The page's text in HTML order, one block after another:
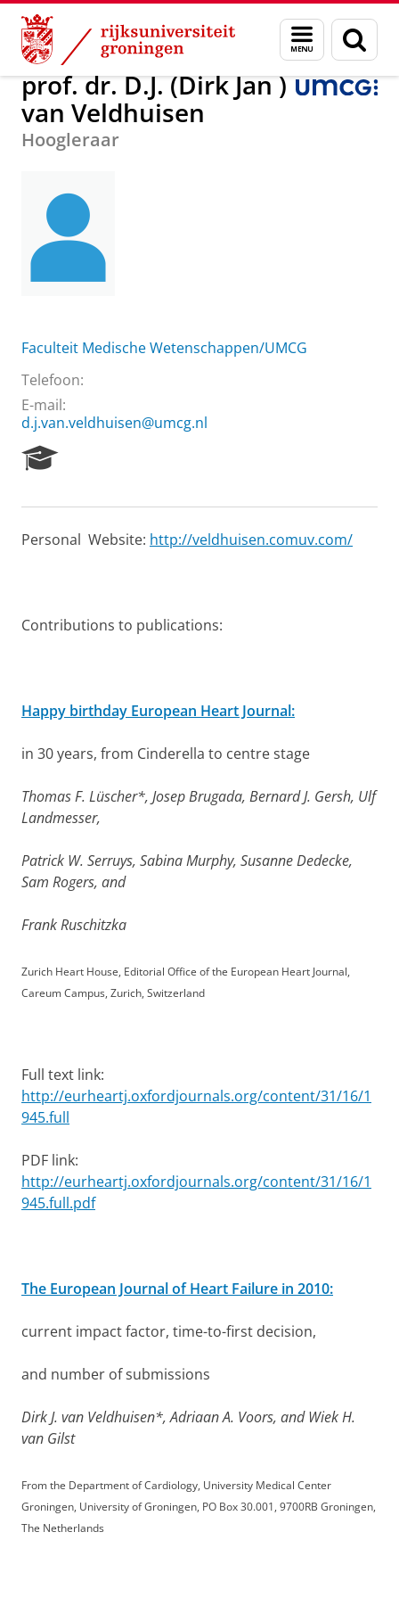
Skip
Content
Skip
Navigation
Menu
en
zoeken
prof. dr. D.J. (Dirk Jan ) van Veldhuisen
prof. dr. D.J. (Dirk Jan )
van Veldhuisen
Hoogleraar
Faculteit Medische Wetenschappen/UMCG
Telefoon:
E-mail:
d.j.van.veldhuisen@umcg.nl
e
r
o
r
Personal Website: http://veldhuisen.comuv.com/
Contributions to publications:
Happy birthday European Heart Journal:
in 30 years, from Cinderella to centre stage
Thomas F. Lüscher*, Josep Brugada, Bernard J. Gersh, Ulf
Landmesser,
Patrick W. Serruys, Sabina Murphy, Susanne Dedecke,
Sam Rogers, and
Frank Ruschitzka
Zurich Heart House, Editorial Office of the European Heart Journal,
Careum Campus, Zurich, Switzerland
Full text link:
http://eurheartj.oxfordjournals.org/content/31/16/1
945.full
PDF link:
http://eurheartj.oxfordjournals.org/content/31/16/1
945.full.pdf
The European Journal of Heart Failure in 2010:
current impact factor, time-to-first decision,
and number of submissions
Dirk J. van Veldhuisen*, Adriaan A. Voors, and Wiek H.
van Gilst
From the Department of Cardiology, University Medical Center
Groningen, University of Groningen, PO Box 30.001, 9700RB Groningen,
The Netherlands